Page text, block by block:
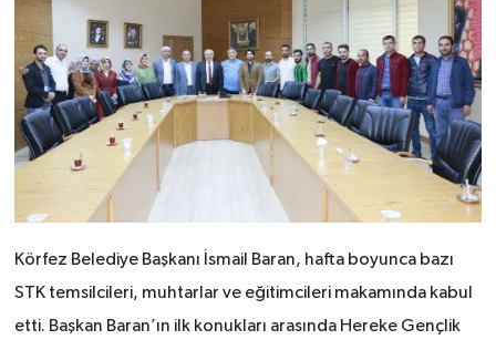
Körfez Belediye Başkanı İsmail Baran, hafta boyunca bazı
STK temsilcileri, muhtarlar ve eğitimcileri makamında kabul
etti. Başkan Baran’ın ilk konukları arasında Hereke Gençlik